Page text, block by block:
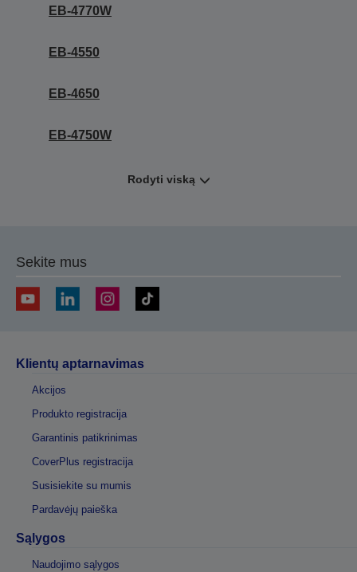
EB-4770W
EB-4550
EB-4650
EB-4750W
Rodyti viską
Sekite mus
Klientų aptarnavimas
Akcijos
Produkto registracija
Garantinis patikrinimas
CoverPlus registracija
Susisiekite su mumis
Pardavėjų paieška
Sąlygos
Naudojimo sąlygos